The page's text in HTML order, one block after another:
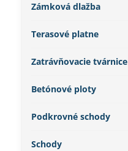
Zámková dlažba
Terasové platne
Zatrávňovacie tvárnice
Betónové ploty
Podkrovné schody
Schody